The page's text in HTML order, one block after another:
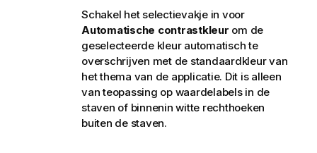
Schakel het selectievakje in voor
Automatische contrastkleur om de
geselecteerde kleur automatisch te
overschrijven met de standaardkleur van
het thema van de applicatie. Dit is alleen
van teopassing op waardelabels in de
staven of binnenin witte rechthoeken
buiten de staven.